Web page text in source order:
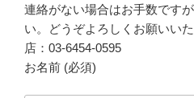
連絡がない場合はお手数です
い。どうぞよろしくお願いい
店：03-6454-0595
お名前 (必須)